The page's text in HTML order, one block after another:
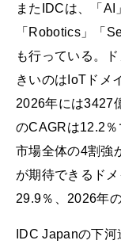
またIDCは、「AI
「Robotics」「
も行っている。
きいのはIoTドメ
2026年には3427
のCAGRは12.2
市場全体の4割強
が期待できるド
29.9％、2026年
IDC Japanの下